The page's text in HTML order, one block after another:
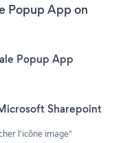
Popup App on
Popup App
Sharepoint
l'icône image"